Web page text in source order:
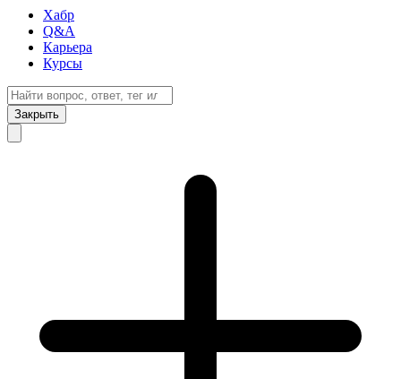
Хабр
Q&A
Карьера
Курсы
Закрыть